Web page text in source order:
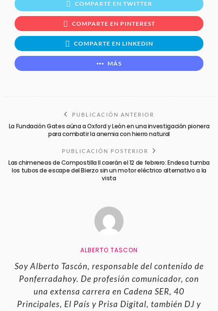
COMPARTE EN TWITTER
COMPARTE EN PINTEREST
COMPARTE EN LINKEDIN
MÁS
PUBLICACIÓN ANTERIOR
La Fundación Gates aúna a Oxford y León en una investigación pionera
para combatir la anemia con hierro natural
PUBLICACIÓN POSTERIOR
Las chimeneas de Compostilla II caerán el 12 de febrero: Endesa tumba
los tubos de escape del Bierzo sin un motor eléctrico alternativo a la
vista
ALBERTO TASCON
Soy Alberto Tascón, responsable del contenido de
Ponferradahoy. De profesión comunicador, con
una extensa carrera en Cadena SER, 40
Principales, El País y Prisa Digital, también DJ y